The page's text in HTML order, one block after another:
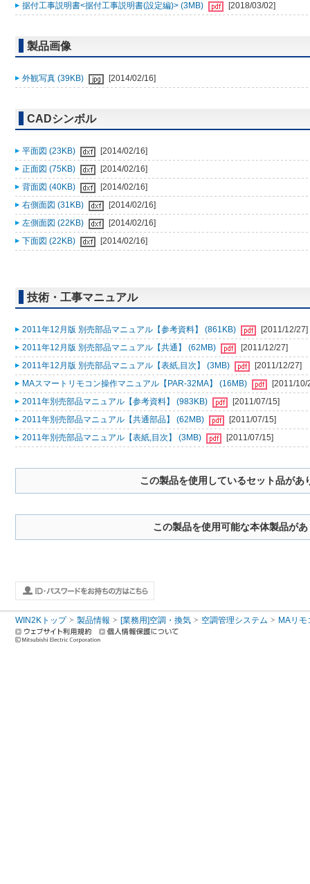
据付工事説明書<据付工事説明書(設定編)> (3MB)
[2018/03/02]
製品画像
外観写真 (39KB) [2014/02/16]
CADシンボル
平面図 (23KB)
[2014/02/16]
正面図 (75KB)
[2014/02/16]
背面図 (40KB)
[2014/02/16]
右側面図 (31KB)
[2014/02/16]
左側面図 (22KB)
[2014/02/16]
下面図 (22KB)
[2014/02/16]
技術・工事マニュアル
2011年12月版 別売部品マニュアル【参考資料】 (861KB)
[2011/12/27]
2011年12月版 別売部品マニュアル【共通】 (62MB)
[2011/12/27]
2011年12月版 別売部品マニュアル【表紙,目次】 (3MB)
[2011/12/27]
MAスマートリモコン操作マニュアル【PAR-32MA】 (16MB)
[2011/10/
2011年別売部品マニュアル【参考資料】 (983KB)
[2011/07/15]
2011年別売部品マニュアル【共通部品】 (62MB)
[2011/07/15]
2011年別売部品マニュアル【表紙,目次】 (3MB)
[2011/07/15]
この製品を使用しているセット品があ
この製品を使用可能な本体製品が
WIN2Kトップ 製品情報 [業務用]空調・換気 空調管理システム MAリモ